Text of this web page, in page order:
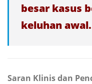
besar kasus
keluhan awal.
Saran Klinis dan